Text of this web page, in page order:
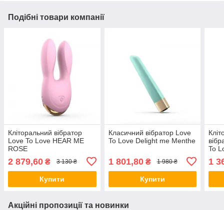
Подібні товари компанії
Кліторальний вібратор
Love To Love HEAR ME
ROSE
2 879,60 ₴ 3 130 ₴
Купити
Класичний вібратор Love
To Love Delight me Menthe
1 801,80₴ 1 980 ₴
Купити
To
1
Акційні пропозиції та новинки